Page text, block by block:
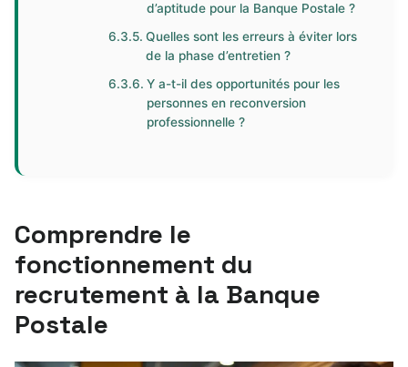
d’aptitude pour la Banque Postale ?
Quelles sont les erreurs à éviter lors
de la phase d’entretien ?
Y a-t-il des opportunités pour les
personnes en reconversion
professionnelle ?
Comprendre le
fonctionnement du
recrutement à la Banque
Postale